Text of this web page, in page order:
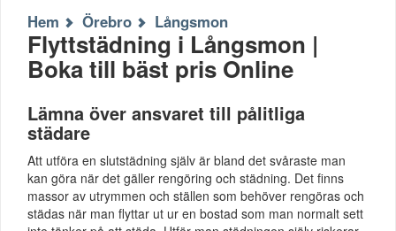
Hem Örebro Långsmon
Flyttstädning i Långsmon |
Boka till bäst pris Online
Lämna över ansvaret till pålitliga
städare
Att utföra en slutstädning själv är bland det svåraste man
kan göra när det gäller rengöring och städning. Det finns
massor av utrymmen och ställen som behöver rengöras och
städas när man flyttar ut ur en bostad som man normalt sett